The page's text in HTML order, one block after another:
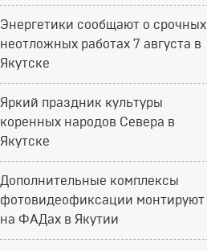
Энергетики сообщают о срочных
неотложных работах 7 августа в
Якутске
Яркий праздник культуры
коренных народов Севера в
Якутске
Дополнительные комплексы
фотовидеофиксации монтируют
на ФАДах в Якутии